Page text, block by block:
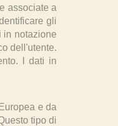
associate a
gli
in notazione
dell'utente.
I dati in
e da
tipo di